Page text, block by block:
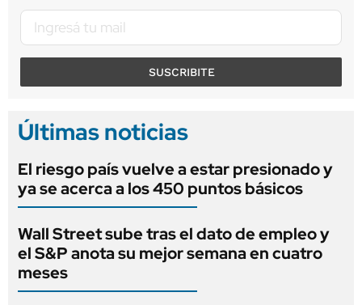
SUSCRIBITE
Últimas noticias
El riesgo país vuelve a estar presionado y
ya se acerca a los 450 puntos básicos
Wall Street sube tras el dato de empleo y
el S&P anota su mejor semana en cuatro
meses